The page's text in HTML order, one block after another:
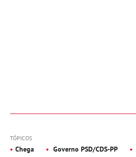
TÓPICOS
Chega Governo PSD/CDS-PP